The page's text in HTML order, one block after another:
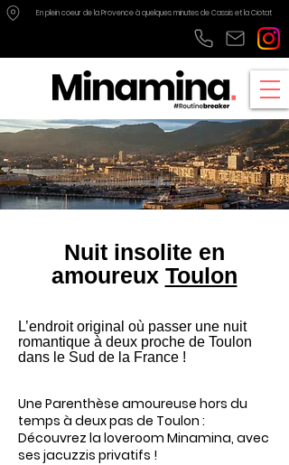
En plein coeur de la Provence à quelques minutes deCassiset la Ciotat
Nuit insolite en
amoureux Toulon
L’endroit original où passer une nuit
romantique à deux proche de Toulon
dans le Sud de la France !
Une Parenthèse amoureuse hors du
temps à deux pas de Toulon :
Découvrez la loveroom Minamina, avec
ses jacuzzis privatifs !